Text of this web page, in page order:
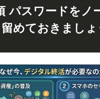
パスワードをノ
留めておきましょ